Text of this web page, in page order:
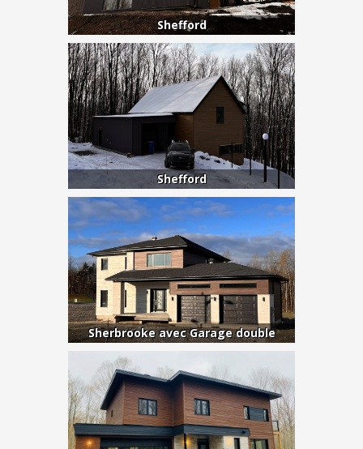
Shefford
Shefford
Sherbrooke avec Garage double